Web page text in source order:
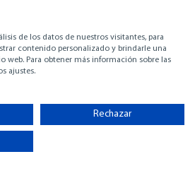
de los datos de nuestros visitantes, para
contenido personalizado y brindarle una
web. Para obtener más información sobre las
ajustes.
Rechazar